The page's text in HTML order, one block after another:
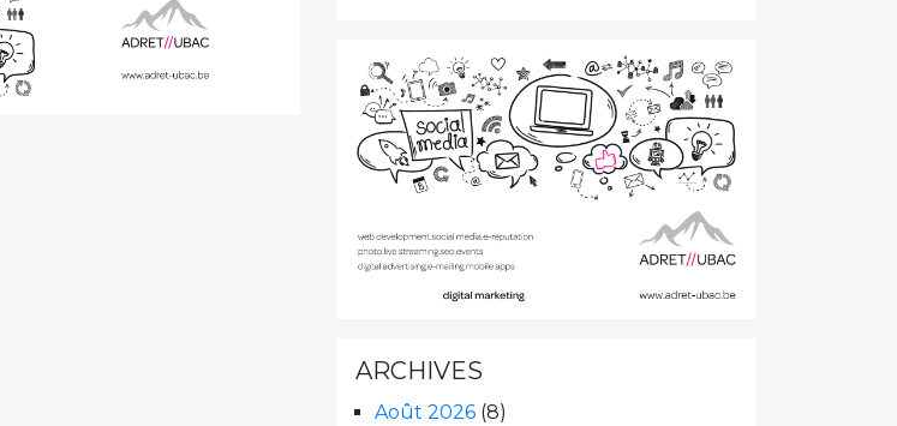
ARCHIVES
Août 2026 (8)